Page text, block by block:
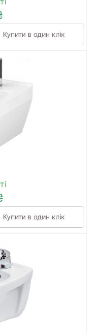
Купити в один клік
Купити в один клік